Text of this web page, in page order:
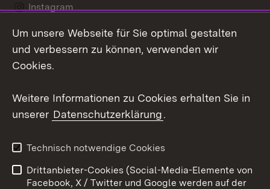
Instagram
LinkedIn
Datenschutz
Barrierefreiheit
Impressum
Cookies
Um unsere Webseite für Sie optimal gestalten
und verbessern zu können, verwenden wir
Cookies.
Weitere Informationen zu Cookies erhalten Sie in
unserer Datenschutzerklärung.
Technisch notwendige Cookies
Drittanbieter-Cookies (Social-Media-Elemente von
Facebook, X / Twitter und Google werden auf der